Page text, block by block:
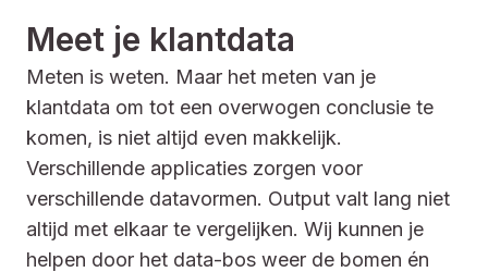
Meet je klantdata
Meten is weten. Maar het meten van je
klantdata om tot een overwogen conclusie te
komen, is niet altijd even makkelijk.
Verschillende applicaties zorgen voor
verschillende datavormen. Output valt lang niet
altijd met elkaar te vergelijken. Wij kunnen je
helpen door het data-bos weer de bomen én